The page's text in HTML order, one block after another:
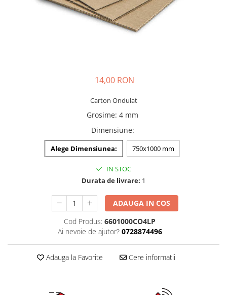
14,00 RON
Carton Ondulat
Grosime: 4 mm
Dimensiune:
Alege Dimensiunea: 750x1000 mm
IN STOC
Durata de livrare: 1
ADAUGA IN COS
Cod Produs: 6601000CO4LP
Ai nevoie de ajutor? 0728874496
Adauga la Favorite Cere informatii